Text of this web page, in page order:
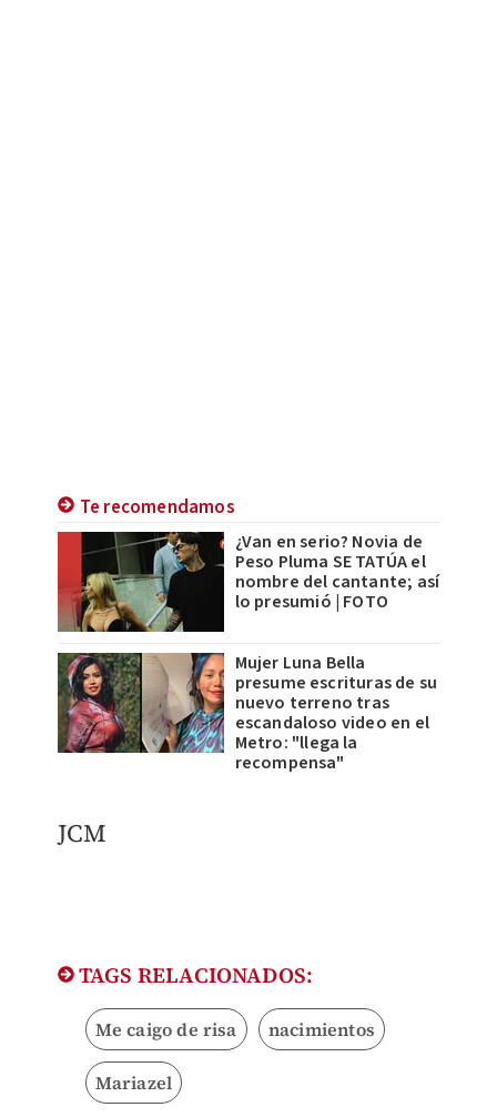
Te recomendamos
¿Van en serio? Novia de
Peso Pluma SE TATÚA el
nombre del cantante; así
lo presumió | FOTO
Mujer Luna Bella
presume escrituras de su
nuevo terreno tras
escandaloso video en el
Metro: "llega la
recompensa"
JCM
TAGS RELACIONADOS:
Me caigo de risa nacimientos
Mariazel